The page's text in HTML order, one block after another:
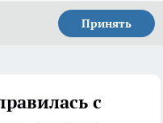
Принять
с